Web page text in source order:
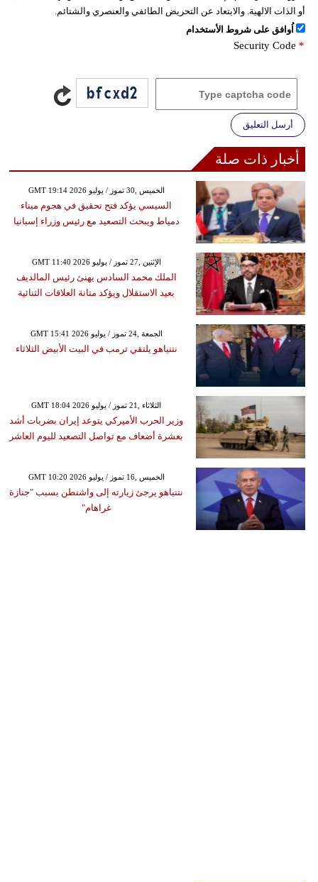
أو الذات الالهية. والابتعاد عن التحريض الطائفي والعنصري والشتائم.
اُوافق على شروط الأستخدام
Security Code *
أرسل التعليق
أخبار ذات صلة
GMT 19:14 2026 الخميس ,30 تموز / يوليو
السيسي يؤكد فتح تحقيق في هجوم ميناء
دمياط ويبحث التصعيد مع رئيس وزراء إسبانيا
GMT 11:40 2026 الإثنين ,27 تموز / يوليو
الملك محمد السادس يهنئ رئيس المالديف
بعيد الاستقلال ويؤكد متانة العلاقات الثنائية
GMT 15:41 2026 الجمعة ,24 تموز / يوليو
نتنياهو يلتقي ترمب في البيت الأبيض الثلاثاء
GMT 18:04 2026 الثلاثاء ,21 تموز / يوليو
وزير الحرب الأميركي يتوعد إيران بضربات أشد
بعشرة أضعاف مع تواصل التصعيد لليوم العاشر
GMT 10:20 2026 الخميس ,16 تموز / يوليو
نتنياهو يرجئ زيارته إلى واشنطن بسبب "جنازة
غراهام"